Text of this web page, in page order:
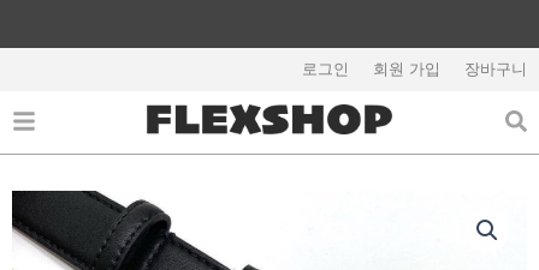
건
너
뛰
기
로그인 회원 가입 장바구니